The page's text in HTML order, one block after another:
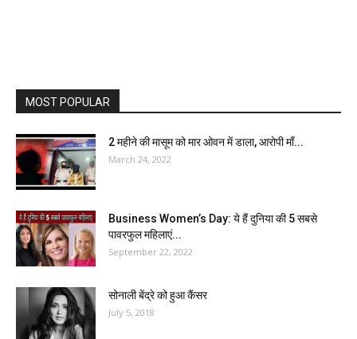
MOST POPULAR
2 महीने की मासूम को मार ओवन में डाला, आरोपी माँ...
March 24, 2022
Business Women’s Day: ये हैं दुनिया की 5 सबसे
पावरफुल महिलाएं...
September 22, 2022
सोनाली बेंद्रे को हुआ कैंसर
July 5, 2018